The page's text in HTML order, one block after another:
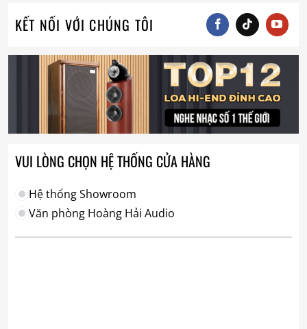
KẾT NỐI VỚI CHÚNG TÔI
VUI LÒNG CHỌN HỆ THỐNG CỬA HÀNG
Hệ thống Showroom
Văn phòng Hoàng Hải Audio